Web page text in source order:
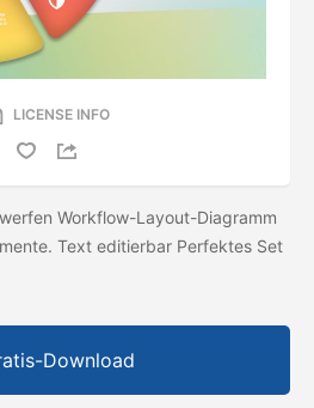
LICENSE INFO
Workflow-Layout-Diagramm
Text editierbar Perfektes Set
Download